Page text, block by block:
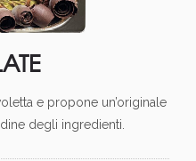
e propone un’originale
degli ingredienti.